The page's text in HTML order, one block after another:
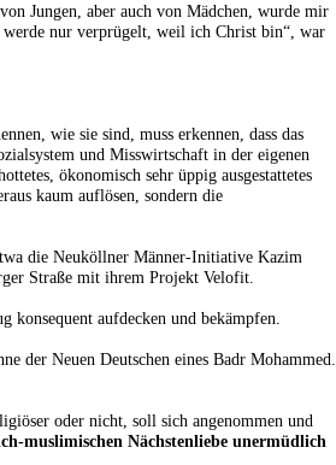
Jungen, aber auch von Mädchen, wurde mir
werde nur verprügelt, weil ich Christ bin“, war
wie sie sind, muss erkennen, dass das
und Misswirtschaft in der eigenen
ökonomisch sehr üppig ausgestattetes
kaum auflösen, sondern die
die Neuköllner Männer-Initiative Kazim
Straße mit ihrem Projekt Velofit.
konsequent aufdecken und bekämpfen.
der Neuen Deutschen eines Badr Mohammed.
oder nicht, soll sich angenommen und
muslimischen Nächstenliebe unermüdlich